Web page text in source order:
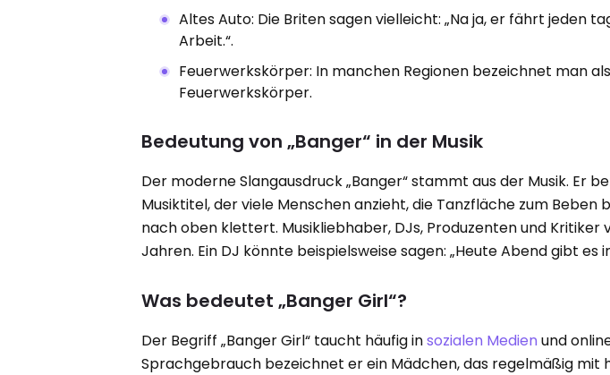
Altes Auto: Die Briten sagen vielleicht: „Na ja, er fährt jeden
Arbeit.“.
Feuerwerkskörper: In manchen Regionen bezeichnet man
Feuerwerkskörper.
Bedeutung von „Banger“ in der Musik
Der moderne Slangausdruck „Banger“ stammt aus der Musik. Er
Musiktitel, der viele Menschen anzieht, die Tanzfläche zum
nach oben klettert. Musikliebhaber, DJs, Produzenten und
Jahren. Ein DJ könnte beispielsweise sagen: „Heute Abend gibt es
Was bedeutet „Banger Girl“?
Der Begriff „Banger Girl“ taucht häufig insozialen Medien und
Sprachgebrauch bezeichnet er ein Mädchen, das regelmäßig mit